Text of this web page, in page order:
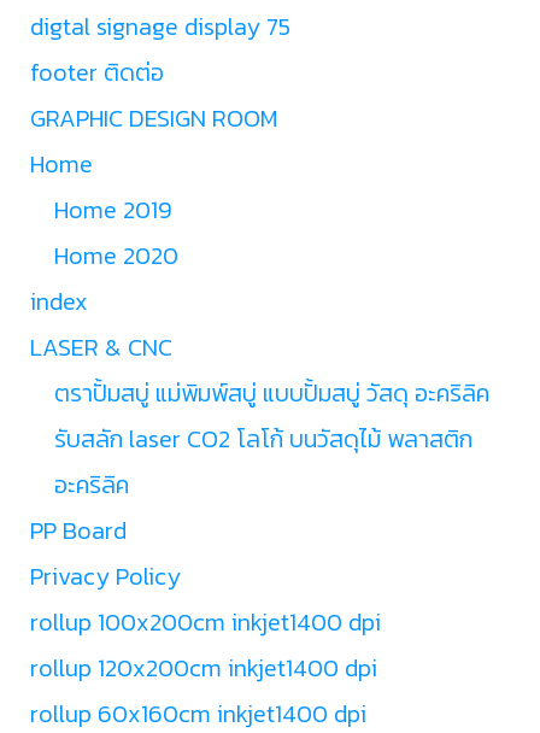
digtal signage display 75
footer ติดต่อ
GRAPHIC DESIGN ROOM
Home
Home 2019
Home 2020
index
LASER & CNC
ตราปั้มสบู่ แม่พิมพ์สบู่ แบบปั้มสบู่ วัสดุ อะคริลิค
รับสลัก laser CO2 โลโก้ บนวัสดุไม้ พลาสติก
อะคริลิค
PP Board
Privacy Policy
rollup 100x200cm inkjet1400 dpi
rollup 120x200cm inkjet1400 dpi
rollup 60x160cm inkjet1400 dpi